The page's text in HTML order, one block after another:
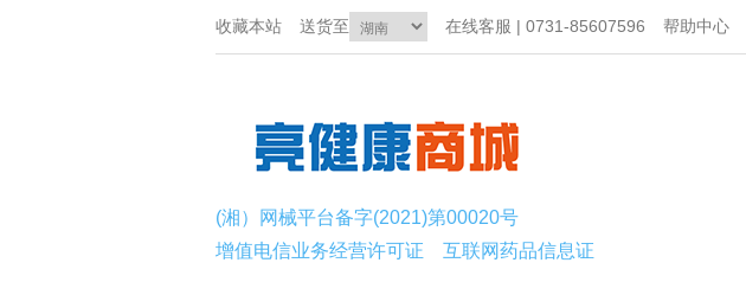
收藏本站 送货至 在线客服 | 0731-85607596 帮助中心
(湘）网械平台备字(2021)第00020号
增值电信业务经营许可证
互联网药品信息证